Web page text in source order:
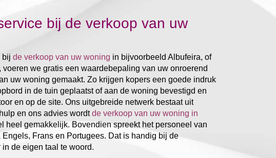
bij de verkoop van uw
bij de verkoop van uw woning in bijvoorbeeld Albufeira, of
we gratis een waardebepaling van uw onroerend
uw woning gemaakt. Zo krijgen kopers een goede indruk
in de tuin geplaatst of aan de woning bevestigd en
en op de site. Ons uitgebreide netwerk bestaat uit
en ons advies wordtde verkoop van uw woning in
heel gemakkelijk. Bovendien spreekt het personeel van
Frans en Portugees. Dat is handig bij de
de eigen taal te woord.